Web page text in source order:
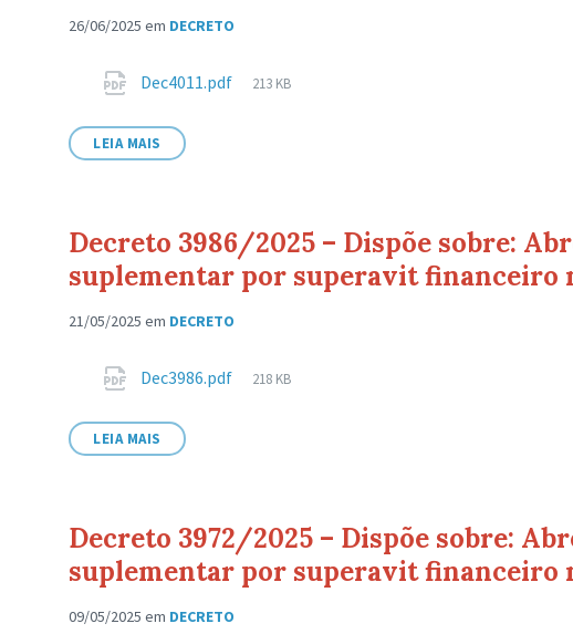
26/06/2025 em DECRETO
AnexosDec4011.pdf
Tamanho
213 KB
LEIA MAIS
Decreto 3986/2025 – Dispõe sobre:
suplementar por superavit financeiro
21/05/2025 em DECRETO
AnexosDec3986.pdf
Tamanho
218 KB
LEIA MAIS
Decreto 3972/2025 – Dispõe sobre:
suplementar por superavit financeiro
09/05/2025 em DECRETO